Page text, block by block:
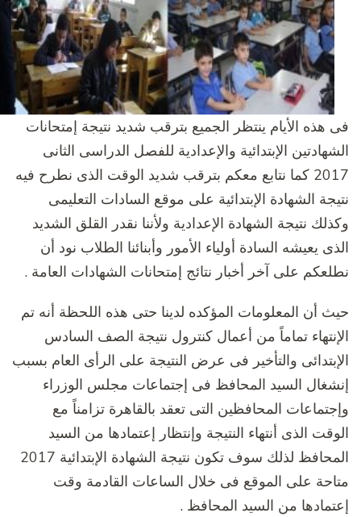
هذه الأيام ينتظر الجميع بترقب شديد نتيجة إمتحانات
الإبتدائية والإعدادية للفصل الدراسى الثانى
2017 كما نتابع معكم بترقب شديد الوقت الذى نطرح فيه
الشهادة الإبتدائية على موقع السادات التعليمى
نتيجة الشهادة الإعدادية ولأننا نقدر القلق الشديد
يعيشه السادة أولياء الأمور وأبنائنا الطلاب نود أن
على آخر أخبار نتائج إمتحانات الشهادات العامة .
أن المعلومات المؤكده لدينا حتى هذه اللحظة أنه تم
تماماً من أعمال كنترول نتيجة الصف السادس
والتأخير فى عرض النتيجة على الرأى العام بسبب
السيد المحافظ فى إجتماعات مجلس الوزراء
المحافظين التى تعقد بالقاهرة تزامناً مع
الذى أنتهاء النتيجة وإنتظار إعتمادها من السيد
المحافظ لذلك سوف تكون نتيجة الشهادة الإبتدائية 2017
على الموقع فى خلال الساعات القادمة وقت
من السيد المحافظ .